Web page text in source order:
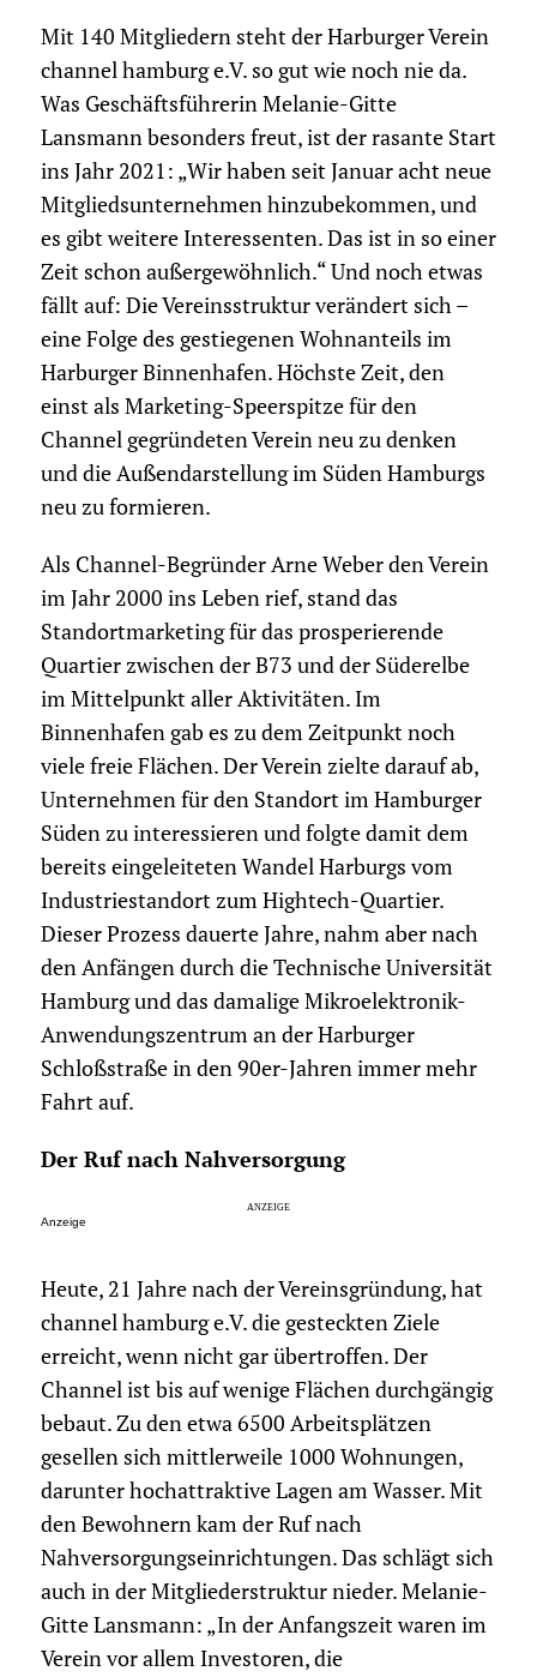
Mit 140 Mitgliedern steht der Harburger Verein
channel hamburg e.V. so gut wie noch nie da.
Was Geschäftsführerin Melanie-Gitte
Lansmann besonders freut, ist der rasante Start
ins Jahr 2021: „Wir haben seit Januar acht neue
Mitgliedsunternehmen hinzubekommen, und
es gibt weitere Interessenten. Das ist in so einer
Zeit schon außergewöhnlich.“ Und noch etwas
fällt auf: Die Vereinsstruktur verändert sich –
eine Folge des gestiegenen Wohnanteils im
Harburger Binnenhafen. Höchste Zeit, den
einst als Marketing-Speerspitze für den
Channel gegründeten Verein neu zu denken
und die Außendarstellung im Süden Hamburgs
neu zu formieren.
Als Channel-Begründer Arne Weber den Verein
im Jahr 2000 ins Leben rief, stand das
Standortmarketing für das prosperierende
Quartier zwischen der B73 und der Süder­elbe
im Mittelpunkt aller Aktivitäten. Im
Binnenhafen gab es zu dem Zeitpunkt noch
viele freie Flächen. Der Verein zielte darauf ab,
Unternehmen für den Standort im Hamburger
Süden zu interessieren und folgte damit dem
bereits eingeleiteten Wandel Harburgs vom
Industriestandort zum Hightech-Quartier.
Dieser Prozess dauerte Jahre, nahm aber nach
den Anfängen durch die Technische Universität
Hamburg und das damalige Mikroelektronik-
Anwendungszentrum an der Harburger
Schloßstraße in den 90er-Jahren immer mehr
Fahrt auf.
Der Ruf nach Nahversorgung
Anzeige
Heute, 21 Jahre nach der Vereinsgründung, hat
channel hamburg e.V. die gesteckten Ziele
erreicht, wenn nicht gar übertroffen. Der
Channel ist bis auf wenige Flächen durchgängig
bebaut. Zu den etwa 6500 Arbeitsplätzen
gesellen sich mittlerweile 1000 Wohnungen,
darunter hochattraktive Lagen am Wasser. Mit
den Bewohnern kam der Ruf nach
Nahversorgungseinrichtungen. Das schlägt sich
auch in der Mitgliederstruktur nieder. Melanie-
Gitte Lansmann: „In der Anfangszeit waren im
Verein vor allem Investoren, die